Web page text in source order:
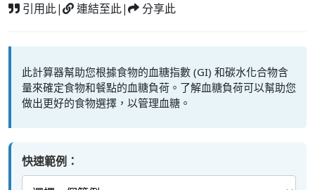
引用此| 連結至此| 分享此
此計算器幫助您根據食物的血糖指數 (GI) 和碳水化合物含
量來確定食物和餐點的血糖負荷。了解血糖負荷可以幫助您
做出更好的食物選擇，以管理血糖。
快速範例：